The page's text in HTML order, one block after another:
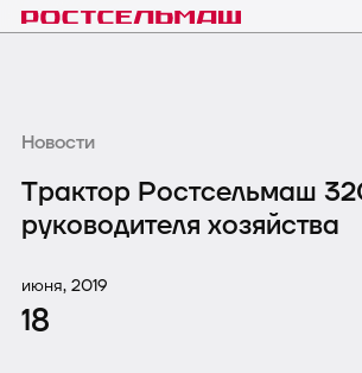
Новости
Трактор Ростсельмаш
руководителя хозяйства
июня, 2019
18